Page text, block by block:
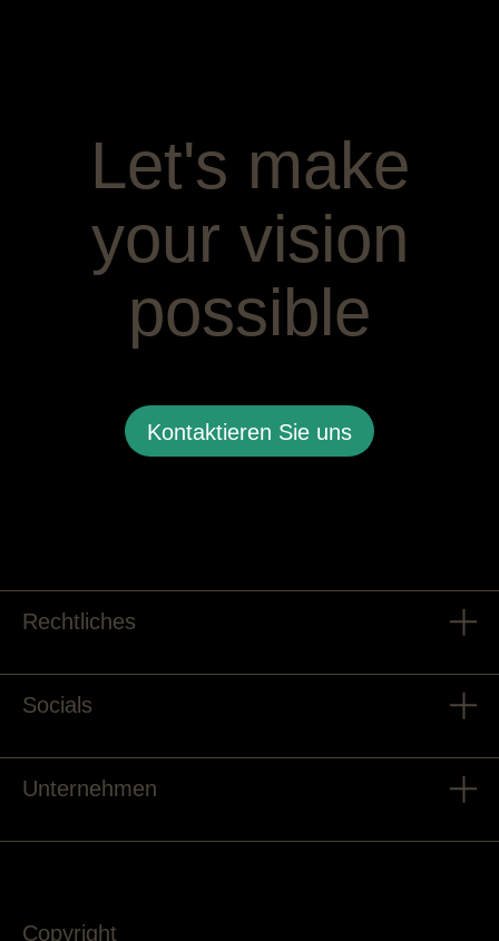
Let's make
your vision
possible
Kontaktieren Sie uns
Rechtliches
Socials
Unternehmen
Copyright